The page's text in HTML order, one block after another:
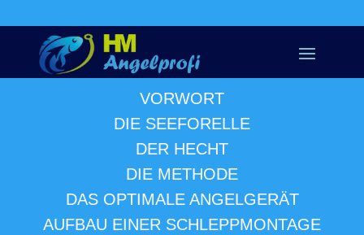
VORWORT
DIE SEEFORELLE
DER HECHT
DIE METHODE
DAS OPTIMALE ANGELGERÄT
AUFBAU EINER SCHLEPPMONTAGE